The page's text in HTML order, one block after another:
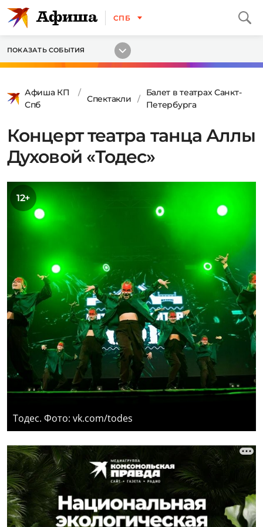
СПБ
ПОКАЗАТЬ СОБЫТИЯ
Афиша КП
Спб
Спектакли
Балет в театрах Санкт-
Петербурга
Концерт театра танца Аллы
Духовой «Тодес»
12+
Тодес. Фото: vk.com/todes